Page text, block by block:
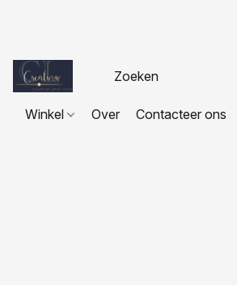
Winkel Over Contacteer ons